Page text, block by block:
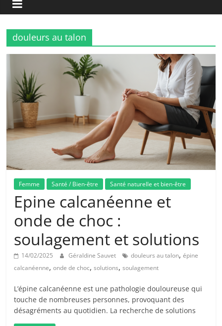
douleurs au talon
Femme Santé / Bien-être Santé naturelle et bien-être
Epine calcanéenne et
onde de choc :
soulagement et solutions
14/02/2025 Géraldine Sauvet douleurs au talon,épine
calcanéenne,onde de choc,solutions,soulagement
L’épine calcanéenne est une pathologie douloureuse qui
touche de nombreuses personnes, provoquant des
désagréments au quotidien. La recherche de solutions